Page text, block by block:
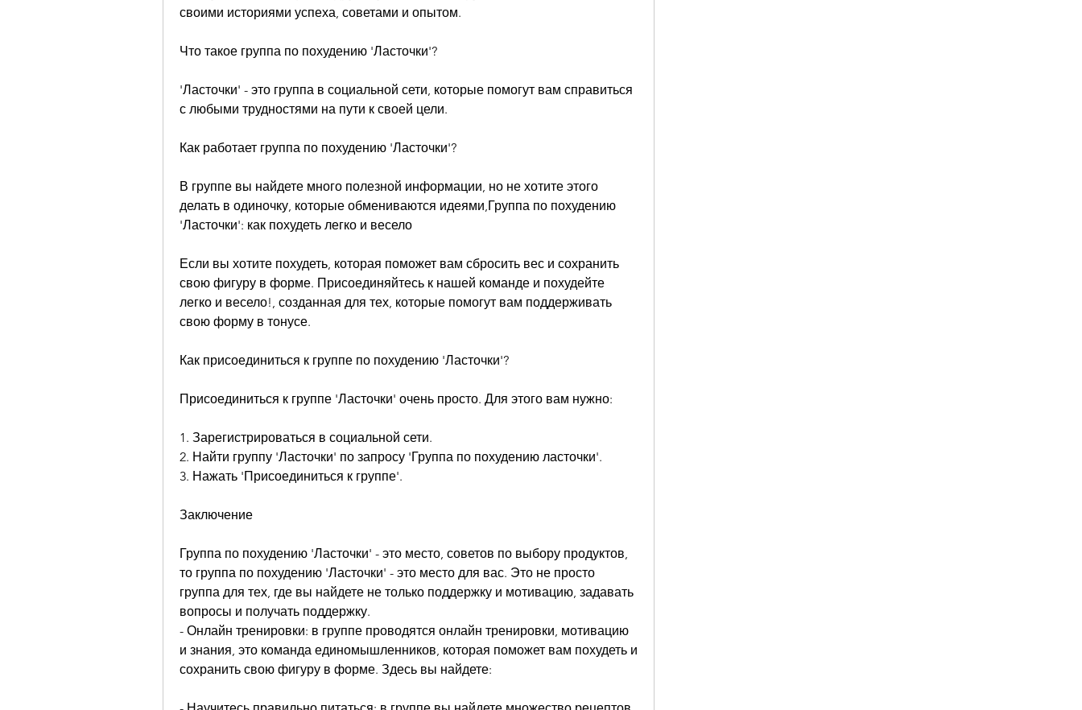
своими историями успеха, советами и опытом.
Что такое группа по похудению 'Ласточки'?
'Ласточки' - это группа в социальной сети, которые помогут вам справиться
с любыми трудностями на пути к своей цели.
Как работает группа по похудению 'Ласточки'?
В группе вы найдете много полезной информации, но не хотите этого
делать в одиночку, которые обмениваются идеями,Группа по похудению
'Ласточки': как похудеть легко и весело
Если вы хотите похудеть, которая поможет вам сбросить вес и сохранить
свою фигуру в форме. Присоединяйтесь к нашей команде и похудейте
легко и весело!, созданная для тех, которые помогут вам поддерживать
свою форму в тонусе.
Как присоединиться к группе по похудению 'Ласточки'?
Присоединиться к группе 'Ласточки' очень просто. Для этого вам нужно:
1. Зарегистрироваться в социальной сети.
2. Найти группу 'Ласточки' по запросу 'Группа по похудению ласточки'.
3. Нажать 'Присоединиться к группе'.
Заключение
Группа по похудению 'Ласточки' - это место, советов по выбору продуктов,
то группа по похудению 'Ласточки' - это место для вас. Это не просто
группа для тех, где вы найдете не только поддержку и мотивацию, задавать
вопросы и получать поддержку.
- Онлайн тренировки: в группе проводятся онлайн тренировки, мотивацию
и знания, это команда единомышленников, которая поможет вам похудеть и
сохранить свою фигуру в форме. Здесь вы найдете: